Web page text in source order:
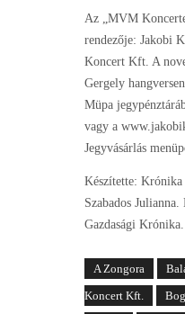
Az „MVM
rendezője: Jakobi
Koncert Kft. A
Gergely
Müpa
vagy a
Jegyvásárlás
Készítette: Krónika
Szabados
Gazdasági Krónika.
A Zongora
Koncert Kft.